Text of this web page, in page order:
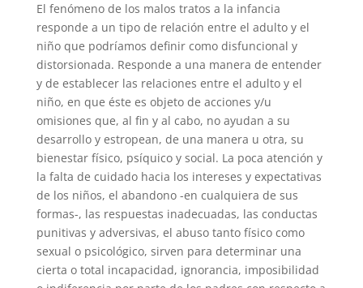
El fenómeno de los malos tratos a la infancia
responde a un tipo de relación entre el adulto y el
niño que podríamos definir como disfuncional y
distorsionada. Responde a una manera de entender
y de establecer las relaciones entre el adulto y el
niño, en que éste es objeto de acciones y/u
omisiones que, al fin y al cabo, no ayudan a su
desarrollo y estropean, de una manera u otra, su
bienestar físico, psíquico y social. La poca atención y
la falta de cuidado hacia los intereses y expectativas
de los niños, el abandono -en cualquiera de sus
formas-, las respuestas inadecuadas, las conductas
punitivas y adversivas, el abuso tanto físico como
sexual o psicológico, sirven para determinar una
cierta o total incapacidad, ignorancia, imposibilidad